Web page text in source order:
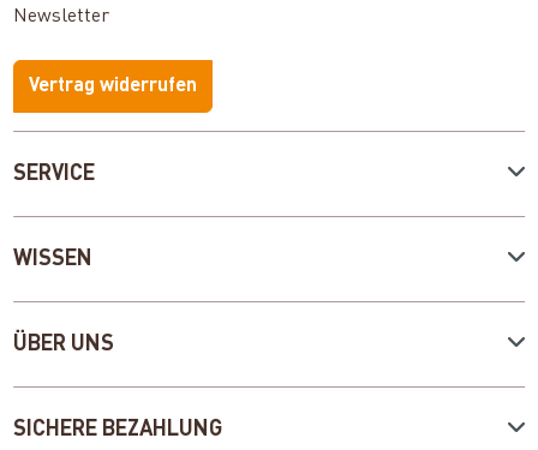
SERVICE
WISSEN
ÜBER UNS
Newsletter
Vertrag widerrufen
SICHERE BEZAHLUNG